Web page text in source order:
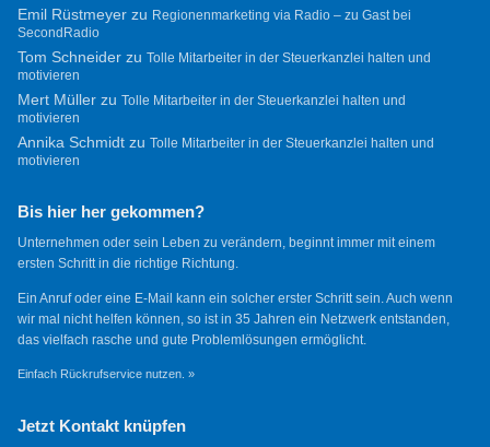
Emil Rüstmeyerzu Regionenmarketing via Radio – zu Gast bei
SecondRadio
Tom Schneiderzu Tolle Mitarbeiter in der Steuerkanzlei halten und
motivieren
Mert Müllerzu Tolle Mitarbeiter in der Steuerkanzlei halten und
motivieren
Annika Schmidtzu Tolle Mitarbeiter in der Steuerkanzlei halten und
motivieren
Bis hier her gekommen?
Unternehmen oder sein Leben zu verändern, beginnt immer mit einem
ersten Schritt in die richtige Richtung.
Ein Anruf oder eine E-Mail kann ein solcher erster Schritt sein. Auch wenn
wir mal nicht helfen können, so ist in 35 Jahren ein Netzwerk entstanden,
das vielfach rasche und gute Problemlösungen ermöglicht.
Einfach Rückrufservice nutzen. »
Jetzt Kontakt knüpfen